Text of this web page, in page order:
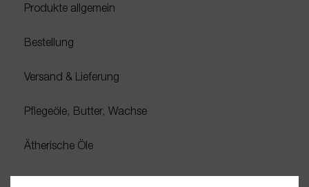
Produkte allgemein
Bestellung
Versand & Lieferung
Pflegeöle, Butter, Wachse
Ätherische Öle